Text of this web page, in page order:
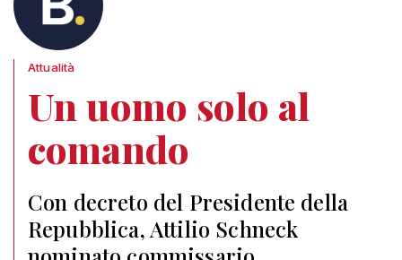
Attualità
Un uomo solo al
comando
Con decreto del Presidente della
Repubblica, Attilio Schneck